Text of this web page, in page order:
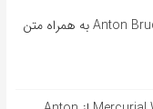
آهنگ آلمانی Zerrissen از Anton Bruckner به همراه متن